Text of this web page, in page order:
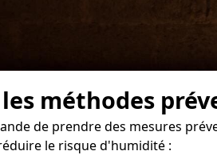
méthodes
de prendre des mesures
le risque d'humidité :